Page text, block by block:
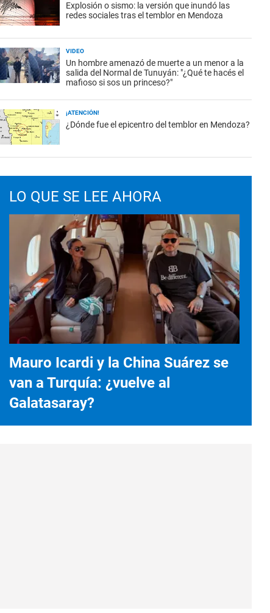
Explosión o sismo: la versión que inundó las
redes sociales tras el temblor en Mendoza
VIDEO
Un hombre amenazó de muerte a un menor a la
salida del Normal de Tunuyán: "¿Qué te hacés el
mafioso si sos un princeso?"
¡ATENCIÓN!
¿Dónde fue el epicentro del temblor en Mendoza?
LO QUE SE LEE AHORA
Mauro Icardi y la China Suárez se
van a Turquía: ¿vuelve al
Galatasaray?